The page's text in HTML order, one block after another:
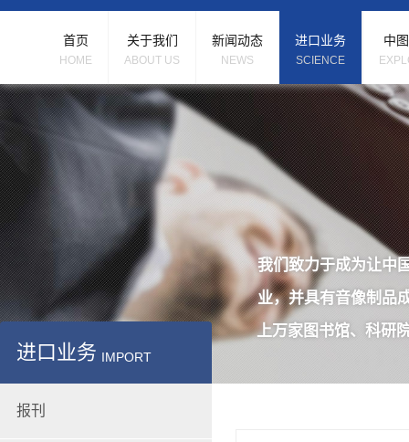
首页
HOME
关于我们
ABOUT US
新闻动态
NEWS
进口业务
SCIENCE
中
我们致力于成为让中
业，并具有音像制品
上万家图书馆、科研
进口业务 IMPORT
报刊